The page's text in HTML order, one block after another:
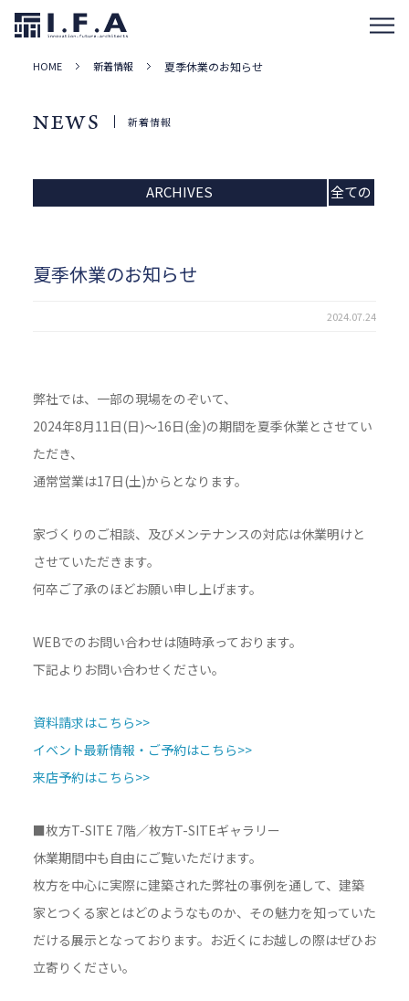
HOME 新着情報 夏季休業のお知らせ
NEWS 新着情報
ARCHIVES
全ての
夏季休業のお知らせ
2024.07.24
弊社では、一部の現場をのぞいて、
2024年8月11日(日)～16日(金)の期間を夏季休業とさせてい
ただき、
通常営業は17日(土)からとなります。
家づくりのご相談、及びメンテナンスの対応は休業明けと
させていただきます。
何卒ご了承のほどお願い申し上げます。
WEBでのお問い合わせは随時承っております。
下記よりお問い合わせください。
資料請求はこちら>>
イベント最新情報・ご予約はこちら>>
来店予約はこちら>>
■枚方T-SITE 7階／枚方T-SITEギャラリー
休業期間中も自由にご覧いただけます。
枚方を中心に実際に建築された弊社の事例を通して、建築
家とつくる家とはどのようなものか、その魅力を知っていた
だける展示となっております。お近くにお越しの際はぜひお
立寄りください。